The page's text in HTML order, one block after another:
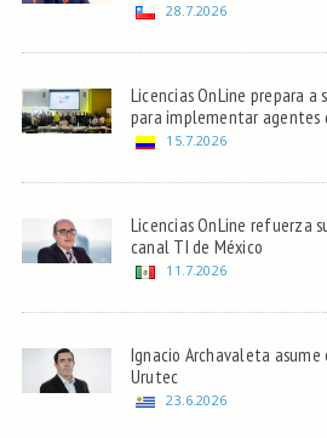
28.7.2026
Licencias OnLine prepara
para implementar agentes
15.7.2026
Licencias OnLine refuerza
canal TI de México
11.7.2026
Ignacio Archavaleta
Urutec
23.6.2026